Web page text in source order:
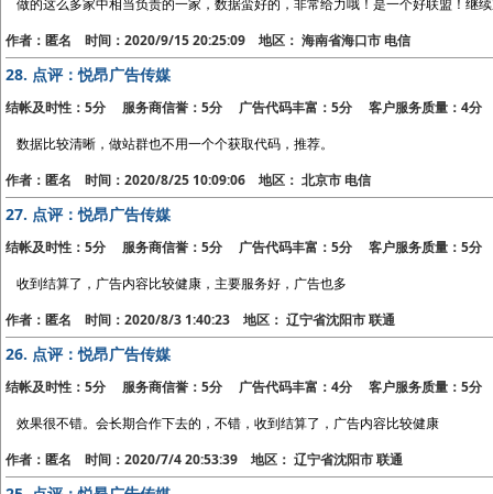
做的这么多家中相当负责的一家，数据蛮好的，非常给力哦！是一个好联盟！继
作者：匿名 时间：2020/9/15 20:25:09 地区： 海南省海口市 电信
28. 点评：悦昂广告传媒
结帐及时性：5分 服务商信誉：5分 广告代码丰富：5分 客户服务质量：4分
数据比较清晰，做站群也不用一个个获取代码，推荐。
作者：匿名 时间：2020/8/25 10:09:06 地区： 北京市 电信
27. 点评：悦昂广告传媒
结帐及时性：5分 服务商信誉：5分 广告代码丰富：5分 客户服务质量：5分
收到结算了，广告内容比较健康，主要服务好，广告也多
作者：匿名 时间：2020/8/3 1:40:23 地区： 辽宁省沈阳市 联通
26. 点评：悦昂广告传媒
结帐及时性：5分 服务商信誉：5分 广告代码丰富：4分 客户服务质量：5分
效果很不错。会长期合作下去的，不错，收到结算了，广告内容比较健康
作者：匿名 时间：2020/7/4 20:53:39 地区： 辽宁省沈阳市 联通